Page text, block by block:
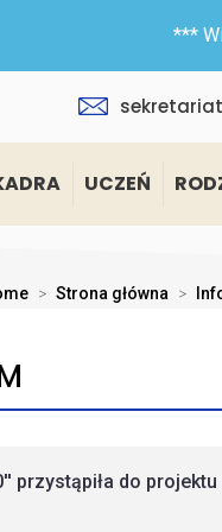
***
UCZEŃ
> Strona główna >
przystąpiła do projektu